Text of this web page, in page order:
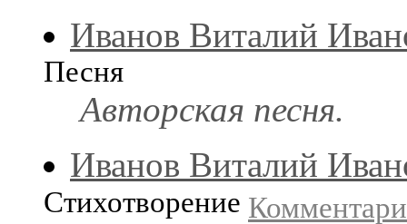
Иванов Виталий
Песня
Авторская песня.
Иванов Виталий
Стихотворение